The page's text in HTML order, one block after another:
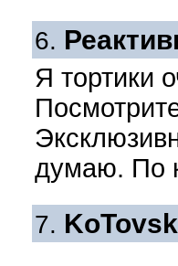
6.
Я тортики
думаю. По
7.